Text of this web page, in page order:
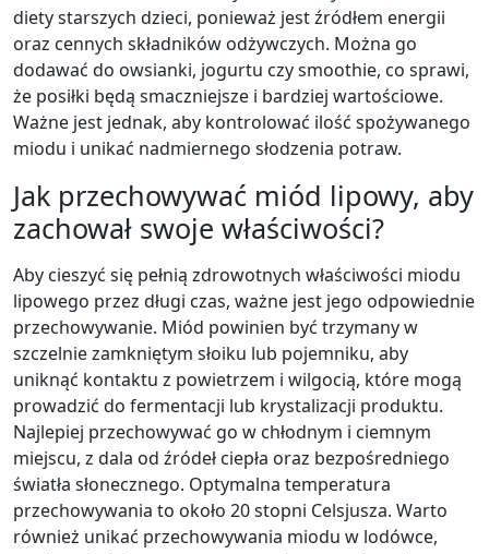
diety starszych dzieci, ponieważ jest źródłem energii
oraz cennych składników odżywczych. Można go
dodawać do owsianki, jogurtu czy smoothie, co sprawi,
że posiłki będą smaczniejsze i bardziej wartościowe.
Ważne jest jednak, aby kontrolować ilość spożywanego
miodu i unikać nadmiernego słodzenia potraw.
Jak przechowywać miód lipowy, aby
zachował swoje właściwości?
Aby cieszyć się pełnią zdrowotnych właściwości miodu
lipowego przez długi czas, ważne jest jego odpowiednie
przechowywanie. Miód powinien być trzymany w
szczelnie zamkniętym słoiku lub pojemniku, aby
uniknąć kontaktu z powietrzem i wilgocią, które mogą
prowadzić do fermentacji lub krystalizacji produktu.
Najlepiej przechowywać go w chłodnym i ciemnym
miejscu, z dala od źródeł ciepła oraz bezpośredniego
światła słonecznego. Optymalna temperatura
przechowywania to około 20 stopni Celsjusza. Warto
również unikać przechowywania miodu w lodówce,